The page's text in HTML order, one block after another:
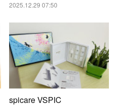
2025.12.29 07:50
spicare VSPIC